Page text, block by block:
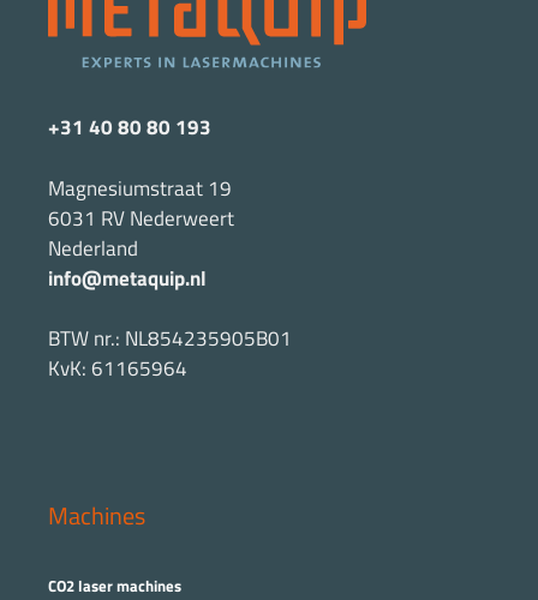
+31 40 80 80 193
Magnesiumstraat 19
6031 RV Nederweert
Nederland
info@metaquip.nl
BTW nr.: NL854235905B01
KvK: 61165964
Machines
CO2 laser machines